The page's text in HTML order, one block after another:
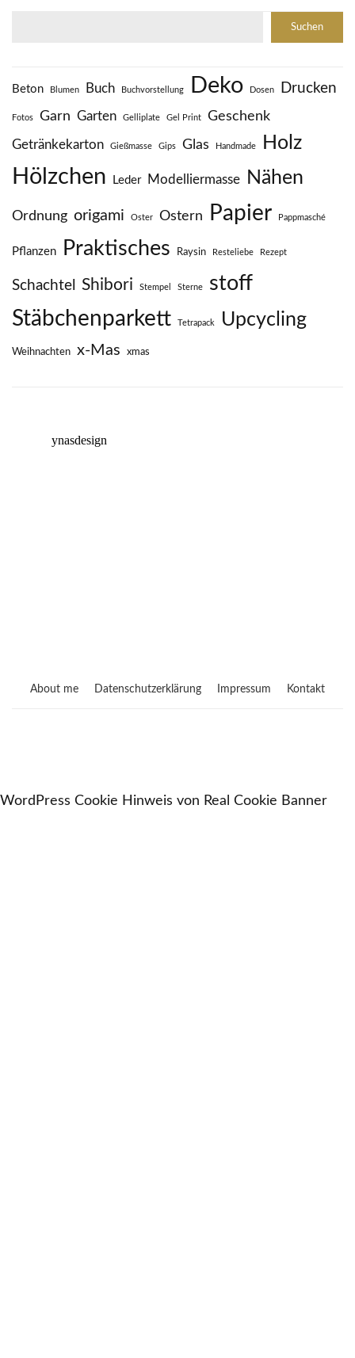
e
Suchen
Beton Blumen Buch Buchvorstellung Deko Dosen Drucken
Fotos Garn Garten Gelliplate Gel Print Geschenk
Getränkekarton Gießmasse Gips Glas Handmade Holz
Hölzchen Leder Modelliermasse Nähen
Ordnung origami Oster Ostern Papier Pappmasché
Pflanzen Praktisches Raysin Resteliebe Rezept
Schachtel Shibori Stempel Sterne stoff
Stäbchenparkett Tetrapack Upcycling
Weihnachten x-Mas xmas
ynasdesign
About me Datenschutzerklärung Impressum Kontakt
WordPress Cookie Hinweis von Real Cookie Banner